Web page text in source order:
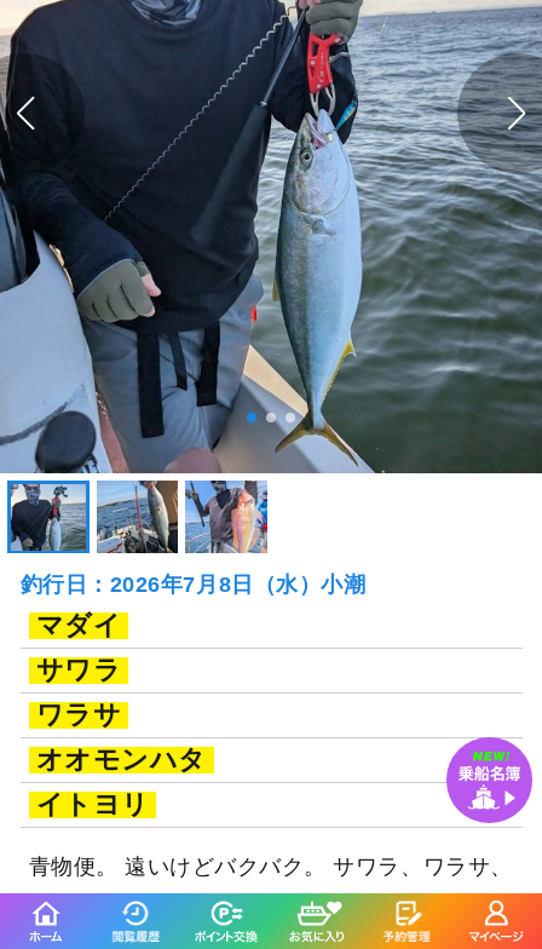
釣行日：2026年7月8日（水）小潮
マダイ
サワラ
ワラサ
オオモンハタ
イトヨリ
青物便。 遠いけどバクバク。 サワラ、ワラサ、
真鯛、オオモンハタ イトヨリ等など釣れて、 大
盛り上がりで、 クーラパンパンで後はリリース